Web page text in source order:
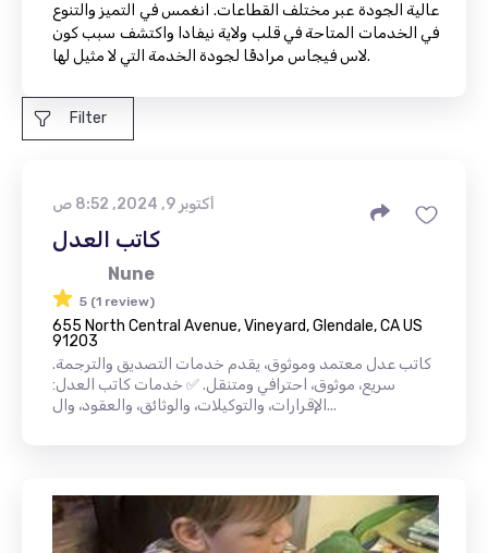
عالية الجودة عبر مختلف القطاعات. انغمس في التميز والتنوع
في الخدمات المتاحة في قلب ولاية نيفادا واكتشف سبب كون
لاس فيجاس مرادفًا لجودة الخدمة التي لا مثيل لها.
Filter
أكتوبر 9, 2024, 8:52 ص
كاتب العدل
Nune
5 (1 review)
655 North Central Avenue, Vineyard, Glendale, CA US
91203
كاتب عدل معتمد وموثوق، يقدم خدمات التصديق والترجمة.
سريع، موثوق، احترافي ومتنقل. ✅ خدمات كاتب العدل:
الإقرارات، والتوكيلات، والوثائق، والعقود، وال...